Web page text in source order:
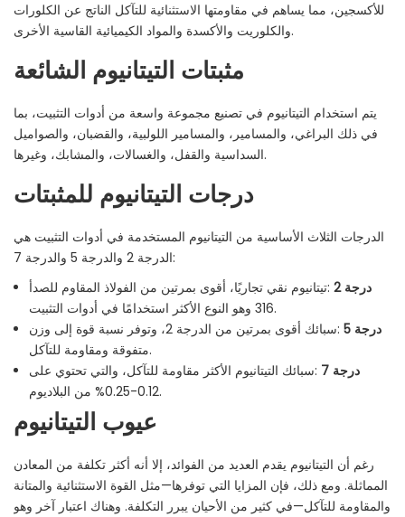
للأكسجين، مما يساهم في مقاومتها الاستثنائية للتآكل الناتج عن الكلورات
والكلوريت والأكسدة والمواد الكيميائية القاسية الأخرى.
مثبتات التيتانيوم الشائعة
يتم استخدام التيتانيوم في تصنيع مجموعة واسعة من أدوات التثبيت، بما
في ذلك البراغي، والمسامير، والمسامير اللولبية، والقضبان، والصواميل
السداسية والقفل، والغسالات، والمشابك، وغيرها.
درجات التيتانيوم للمثبتات
الدرجات الثلاث الأساسية من التيتانيوم المستخدمة في أدوات التثبيت هي
الدرجة 2 والدرجة 5 والدرجة 7:
درجة 2
:تيتانيوم نقي تجاريًا، أقوى بمرتين من الفولاذ المقاوم للصدأ
316 وهو النوع الأكثر استخدامًا في أدوات التثبيت.
درجة 5
:سبائك أقوى بمرتين من الدرجة 2، وتوفر نسبة قوة إلى وزن
متفوقة ومقاومة للتآكل.
درجة 7
:سبائك التيتانيوم الأكثر مقاومة للتآكل، والتي تحتوي على
0.12-0.25% من البلاديوم.
عيوب التيتانيوم
رغم أن التيتانيوم يقدم العديد من الفوائد، إلا أنه أكثر تكلفة من المعادن
المماثلة. ومع ذلك، فإن المزايا التي توفرها—مثل القوة الاستثنائية والمتانة
والمقاومة للتآكل—في كثير من الأحيان يبرر التكلفة. وهناك اعتبار آخر وهو